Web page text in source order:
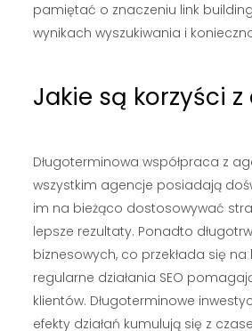
pamiętać o znaczeniu link
wynikach wyszukiwania i
Jakie są korzyści
Długoterminowa współpraca z
wszystkim agencje posiadają
im na bieżąco dostosowywać
lepsze rezultaty. Ponadto
biznesowych, co przekłada się
regularne działania SEO
klientów. Długoterminowe
efekty działań kumulują się z